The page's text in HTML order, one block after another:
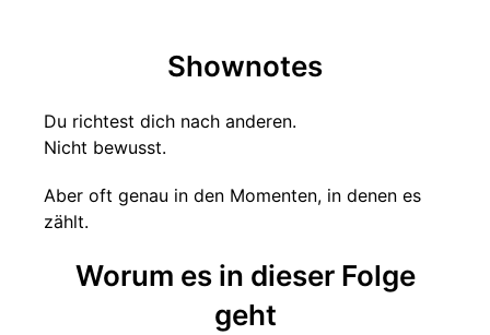
Shownotes
Du richtest dich nach anderen.
Nicht bewusst.
Aber oft genau in den Momenten, in denen es
zählt.
Worum es in dieser Folge
geht